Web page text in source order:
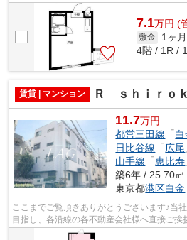
様へ提供しております！最新の情報は...
7.1万円 (
敷金 1ヶ月
4階 / 1R /
賃貸 | マンション Ｒ ｓｈｉｒｏ
11.7万円
都営三田線 「
日比谷線 「広尾
山手線 「恵比寿
築6年 / 25.70㎡
東京都港区白金
ここまでご覧頂きありがとうございます♪当
目指し、各沿線の各不動産会社様へ直接ご挨
様へ提供しております！最新の情報は...